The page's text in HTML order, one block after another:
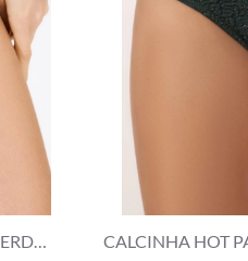
CALCINHA